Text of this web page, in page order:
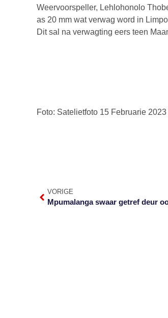
Weervoorspeller, Lehlohonolo
as 20 mm wat verwag word in
Dit sal na verwagting eers teen
Foto: Satelietfoto 15 Februarie
VORIGE
Mpumalanga swaar getref deur